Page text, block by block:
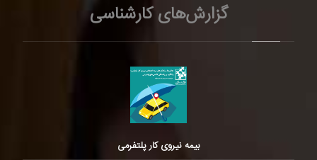
گزارش‌های کارشناسی
بیمه نیروی کار پلتفرمی